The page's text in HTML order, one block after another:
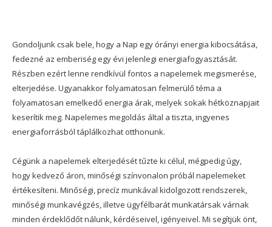
Gondoljunk csak bele, hogy a Nap egy órányi energia kibocsátása,
fedezné az emberiség egy évi jelenlegi energiafogyasztását.
Részben ezért lenne rendkívül fontos a napelemek megismerése,
elterjedése. Ugyanakkor folyamatosan felmerülő téma a
folyamatosan emelkedő energia árak, melyek sokak hétköznapjait
keserítik meg. Napelemes megoldás által a tiszta, ingyenes
energiaforrásból táplálkozhat otthonunk.
Cégünk a napelemek elterjedését tűzte ki célul, mégpedig úgy,
hogy kedvező áron, minőségi színvonalon próbál napelemeket
értékesíteni. Minőségi, precíz munkával kidolgozott rendszerek,
minőségi munkavégzés, illetve ügyfélbarát munkatársak várnak
minden érdeklődőt nálunk, kérdéseivel, igényeivel. Mi segítjük önt,